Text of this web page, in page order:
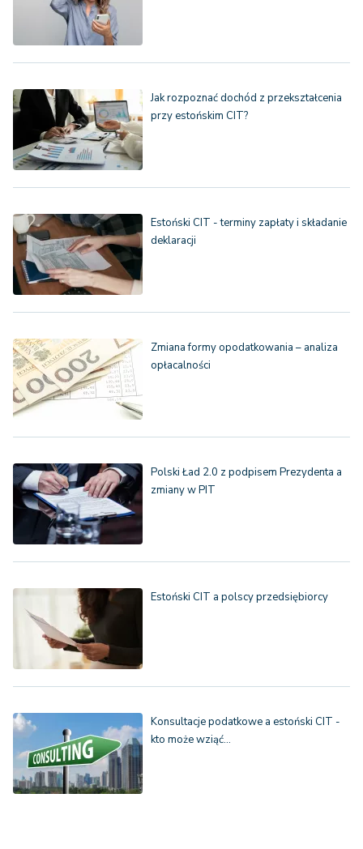
Jak rozpoznać dochód z przekształcenia
przy estońskim CIT?
Estoński CIT - terminy zapłaty i składanie
deklaracji
Zmiana formy opodatkowania – analiza
opłacalności
Polski Ład 2.0 z podpisem Prezydenta a
zmiany w PIT
Estoński CIT a polscy przedsiębiorcy
Konsultacje podatkowe a estoński CIT -
kto może wziąć…